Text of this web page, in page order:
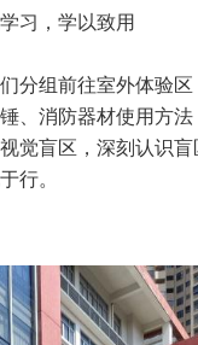
习，学以致用
分组前往室外体验
、消防器材使用方
觉盲区，深刻认识
行。